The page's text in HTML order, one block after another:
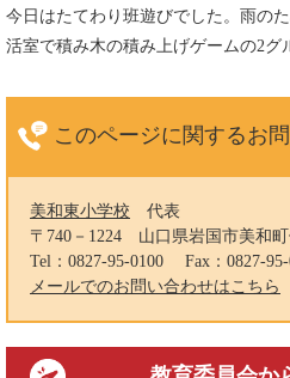
今日はたてわり班遊びでした。雨の
活室で積み木の積み上げゲームの2グ
このページに関するお
美和東小学校
代表
〒740－1224
山口県岩国市美和
Tel：0827-95-0100
Fax：0827-95-
メールでのお問い合わせはこちら